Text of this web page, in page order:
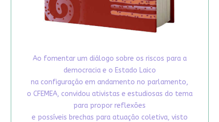
Ao fomentar um diálogo sobre os riscos para a
democracia e o Estado Laico
na configuração em andamento no parlamento,
o CFEMEA, convidou ativistas e estudiosas do tema
para propor reflexões
e possíveis brechas para atuação coletiva, visto